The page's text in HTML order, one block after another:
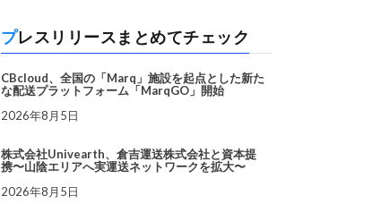
プレスリリースまとめてチェック
CBcloud、全国の「Marq」施設を起点とした新た
な配送プラットフォーム「MarqGO」開始
2026年8月5日
株式会社Univearth、倉吉運送株式会社と資本提
携〜山陰エリアへ実運送ネットワークを拡大〜
2026年8月5日